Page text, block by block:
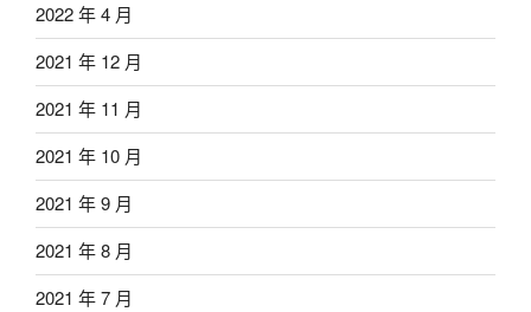
2022 年 4 月
2021 年 12 月
2021 年 11 月
2021 年 10 月
2021 年 9 月
2021 年 8 月
2021 年 7 月